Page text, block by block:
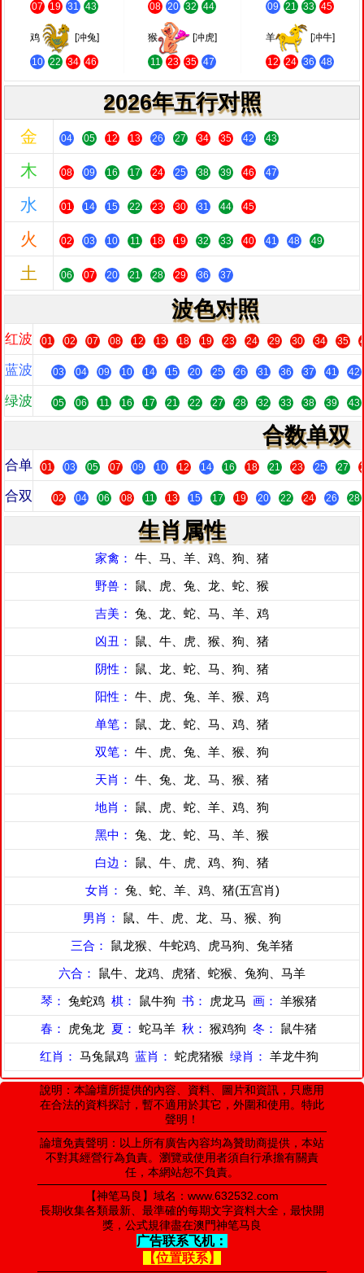
07 19 31 43 08 20 32 44 09 21 33 45
鸡 [冲兔]
10 22 34 46
猴 [冲虎]
11 23 35 47
羊 [冲牛]
12 24 36 48
2026年五行对照
金 04 05 12 13 26 27 34 35 42 43
木 08 09 16 17 24 25 38 39 46 47
水 01 14 15 22 23 30 31 44 45
火 02 03 10 11 18 19 32 33 40 41 48 49
土 06 07 20 21 28 29 36 37
波色对照
红波 01 02 07 08 12 13 18 19 23 24 29 30 34 35
蓝波 03 04 09 10 14 15 20 25 26 31 36 37 41 42
绿波 05 06 11 16 17 21 22 27 28 32 33 38 39 43
合数单双
合单 01 03 05 07 09 10 12 14 16 18 21 23 25 27
合双 02 04 06 08 11 13 15 17 19 20 22 24 26 28
生肖属性
家禽： 牛、马、羊、鸡、狗、猪
野兽： 鼠、虎、兔、龙、蛇、猴
吉美： 兔、龙、蛇、马、羊、鸡
凶丑： 鼠、牛、虎、猴、狗、猪
阴性： 鼠、龙、蛇、马、狗、猪
阳性： 牛、虎、兔、羊、猴、鸡
单笔： 鼠、龙、蛇、马、鸡、猪
双笔： 牛、虎、兔、羊、猴、狗
天肖： 牛、兔、龙、马、猴、猪
地肖： 鼠、虎、蛇、羊、鸡、狗
黑中： 兔、龙、蛇、马、羊、猴
白边： 鼠、牛、虎、鸡、狗、猪
女肖： 兔、蛇、羊、鸡、猪(五宫肖)
男肖： 鼠、牛、虎、龙、马、猴、狗
三合： 鼠龙猴、牛蛇鸡、虎马狗、兔羊猪
六合： 鼠牛、龙鸡、虎猪、蛇猴、兔狗、马羊
琴： 兔蛇鸡 棋： 鼠牛狗 书： 虎龙马 画： 羊猴猪
春：
虎兔龙 夏： 蛇马羊 秋： 猴鸡狗 冬： 鼠牛猪
红肖： 马兔鼠鸡 蓝肖： 蛇虎猪猴 绿肖： 羊龙牛狗
說明：本論壇所提供的內容、資料、圖片和資訊，只應用
在合法的資料探討，暫不適用於其它，外圍和使用。特此
聲明！
論壇免責聲明：以上所有廣告內容均為贊助商提供，本站
不對其經營行為負責。瀏覽或使用者須自行承擔有關責
任，本網站恕不負責。
【神笔马良】域名：www.632532.com
長期收集各類最新、最準確的每期文字資料大全，最快開
獎，公式規律盡在澳門神笔马良
广告联系飞机：
【位置联系】